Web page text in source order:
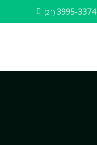
(21) 3995-3374